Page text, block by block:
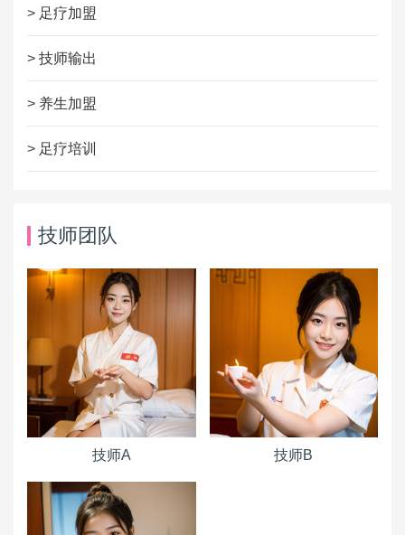
> 足疗加盟
> 技师输出
> 养生加盟
> 足疗培训
技师团队
技师A 技师B